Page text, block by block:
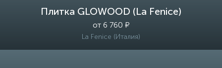
Плитка GLOWOOD (La Fenice)
от 6 760 ₽
La Fenice (Италия)